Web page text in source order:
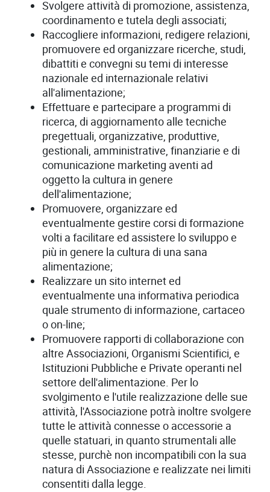
Svolgere attività di promozione, assistenza,
coordinamento e tutela degli associati;
Raccogliere informazioni, redigere relazioni,
promuovere ed organizzare ricerche, studi,
dibattiti e convegni su temi di interesse
nazionale ed internazionale relativi
all'alimentazione;
Effettuare e partecipare a programmi di
ricerca, di aggiornamento alle tecniche
pregettuali, organizzative, produttive,
gestionali, amministrative, finanziarie e di
comunicazione marketing aventi ad
oggetto la cultura in genere
dell'alimentazione;
Promuovere, organizzare ed
eventualmente gestire corsi di formazione
volti a facilitare ed assistere lo sviluppo e
più in genere la cultura di una sana
alimentazione;
Realizzare un sito internet ed
eventualmente una informativa periodica
quale strumento di informazione, cartaceo
o on-line;
Promuovere rapporti di collaborazione con
altre Associazioni, Organismi Scientifici, e
Istituzioni Pubbliche e Private operanti nel
settore dell'alimentazione. Per lo
svolgimento e l'utile realizzazione delle sue
attività, l'Associazione potrà inoltre svolgere
tutte le attività connesse o accessorie a
quelle statuari, in quanto strumentali alle
stesse, purchè non incompatibili con la sua
natura di Associazione e realizzate nei limiti
consentiti dalla legge.